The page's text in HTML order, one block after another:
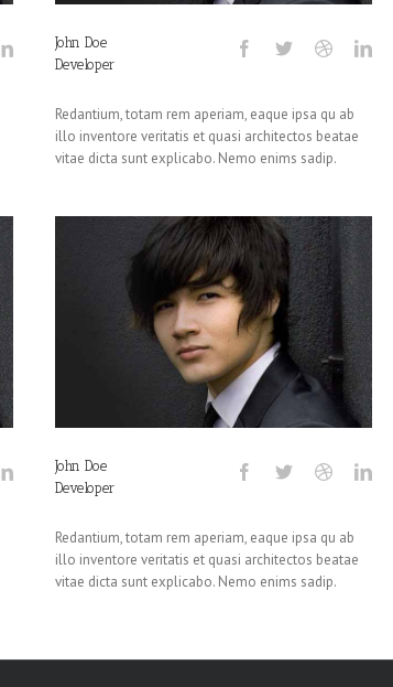
John Doe
Developer
Redantium, totam rem aperiam, eaque ipsa qu ab
illo inventore veritatis et quasi architectos beatae
vitae dicta sunt explicabo. Nemo enims sadip.
John Doe
Developer
Redantium, totam rem aperiam, eaque ipsa qu ab
illo inventore veritatis et quasi architectos beatae
vitae dicta sunt explicabo. Nemo enims sadip.